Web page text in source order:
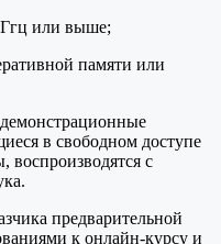
или выше;
памяти или
в свободном доступе
с
предварительной
к онлайн-курсу и